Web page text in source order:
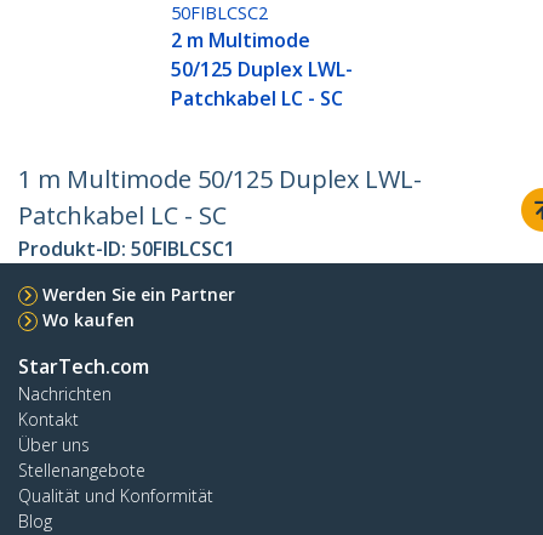
50FIBLCSC2
2 m Multimode
50/125 Duplex LWL-
Patchkabel LC - SC
1 m Multimode 50/125 Duplex LWL-
Patchkabel LC - SC
Produkt-ID: 50FIBLCSC1
Werden Sie ein Partner
Wo kaufen
StarTech.com
Nachrichten
Kontakt
Über uns
Stellenangebote
Qualität und Konformität
Blog